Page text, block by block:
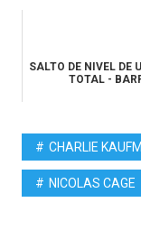
SALTO DE NIVEL DE
TOTAL -
CHARLIE
NICOLAS CAGE